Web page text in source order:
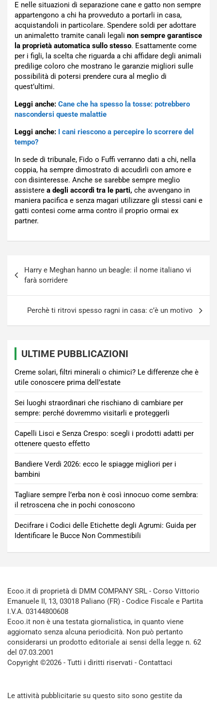
E nelle situazioni di separazione cane e gatto non sempre
appartengono a chi ha provveduto a portarli in casa,
acquistandoli in particolare. Spendere soldi per adottare
un animaletto tramite canali legali non sempre garantisce
la proprietà automatica sullo stesso. Esattamente come
per i figli, la scelta che riguarda a chi affidare degli animali
predilige coloro che mostrano le garanzie migliori sulle
possibilità di potersi prendere cura al meglio di
quest’ultimi.
Leggi anche: Cane che ha spesso la tosse: potrebbero
nascondersi queste malattie
Leggi anche: I cani riescono a percepire lo scorrere del
tempo?
In sede di tribunale, Fido o Fuffi verranno dati a chi, nella
coppia, ha sempre dimostrato di accudirli con amore e
con disinteresse. Anche se sarebbe sempre meglio
assistere a degli accordi tra le parti, che avvengano in
maniera pacifica e senza magari utilizzare gli stessi cani e
gatti contesi come arma contro il proprio ormai ex
partner.
articoli
Harry e Meghan hanno un beagle: il nome italiano vi
farà sorridere
Perchè ti ritrovi spesso ragni in casa: c’è un motivo
ULTIME PUBBLICAZIONI
Creme solari, filtri minerali o chimici? Le differenze che è
utile conoscere prima dell’estate
Sei luoghi straordinari che rischiano di cambiare per
sempre: perché dovremmo visitarli e proteggerli
Capelli Lisci e Senza Crespo: scegli i prodotti adatti per
ottenere questo effetto
Bandiere Verdi 2026: ecco le spiagge migliori per i
bambini
Tagliare sempre l’erba non è così innocuo come sembra:
il retroscena che in pochi conoscono
Decifrare i Codici delle Etichette degli Agrumi: Guida per
Identificare le Bucce Non Commestibili
Ecoo.it di proprietà di DMM COMPANY SRL - Corso Vittorio
Emanuele II, 13, 03018 Paliano (FR) - Codice Fiscale e Partita
I.V.A. 03144800608
Ecoo.it non è una testata giornalistica, in quanto viene
aggiornato senza alcuna periodicità. Non può pertanto
considerarsi un prodotto editoriale ai sensi della legge n. 62
del 07.03.2001
Copyright ©2026 - Tutti i diritti riservati - Contattaci
Le attività pubblicitarie su questo sito sono gestite da